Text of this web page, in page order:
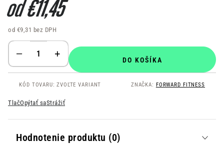
od€11,45
od €9,31 bez DPH
Jednotková cena:
DO KOŠÍKA
KÓD TOVARU: ZVOĽTE VARIANT ZNAČKA: FORWARD FITNESS
TlačOpýtať saStrážiť
Hodnotenie produktu (0)